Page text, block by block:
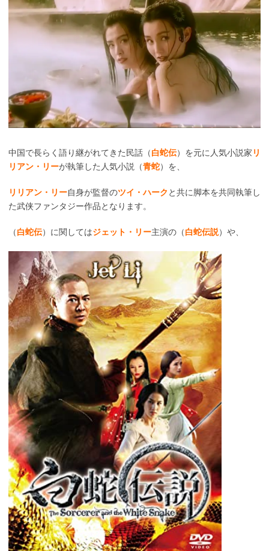
中国で長らく語り継がれてきた民話（白蛇伝）を元に人気小説家 リ
リアン・リーが執筆した人気小説（青蛇）を、
リリアン・リー自身が監督のツイ・ハーク と共に脚本を共同執筆し
た武侠ファンタジー作品となります。
（白蛇伝）に関してはジェット・リー主演の（白蛇伝説）や、